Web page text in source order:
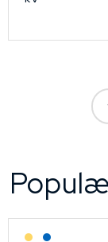
Lagerført: